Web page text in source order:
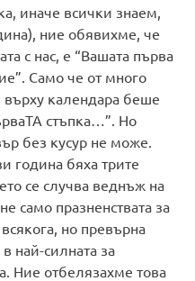
иначе всички знаем,
ние обявихме, че
с нас, е “Вашата първа
Само че от много
върху календара беше
стъпка…”. Но
без кусур не може.
година бяха трите
се случва веднъж на
само празненствата за
но превърна
най-силната за
Ние отбелязахме това